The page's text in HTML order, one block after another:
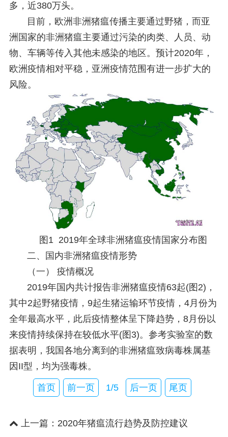
多，近380万头。
目前，欧洲非洲猪瘟传播主要通过野猪，而亚
洲国家的非洲猪瘟主要通过污染的肉类、人员、动
物、车辆等传入其他未感染的地区。预计2020年，
欧洲疫情相对平稳，亚洲疫情范围有进一步扩大的
风险。
图1 2019年全球非洲猪瘟疫情国家分布图
二、国内非洲猪瘟疫情形势
（一） 疫情概况
2019年国内共计报告非洲猪瘟疫情63起(图2)，
其中2起野猪疫情，9起生猪运输环节疫情，4月份为
全年最高水平，此后疫情整体呈下降趋势，8月份以
来疫情持续保持在较低水平(图3)。参考实验室的数
据表明，我国各地分离到的非洲猪瘟致病毒株属基
因II型，均为强毒株。
首页 前一页 1/5 后一页 尾页
上一篇： 2020年猪瘟流行趋势及防控建议